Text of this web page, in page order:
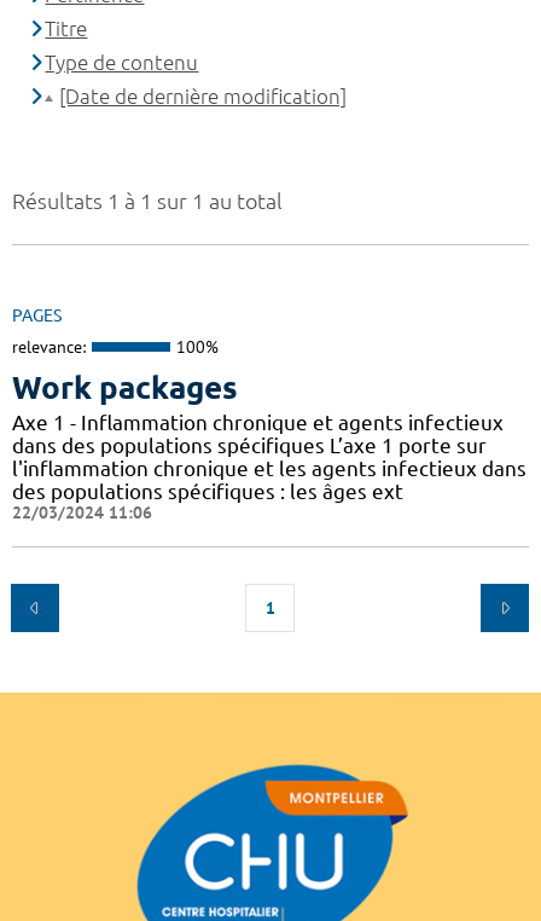
Résultats 1 à 1 sur 1 au total
PAGES
relevance: 100%
Work packages
Axe 1 - Inflammation chronique et agents infectieux
dans des populations spécifiques L’axe 1 porte sur
l'inflammation chronique et les agents infectieux dans
des populations spécifiques : les âges ext
22/03/2024 11:06
1
Titre
Type de contenu
[Date de dernière modification]